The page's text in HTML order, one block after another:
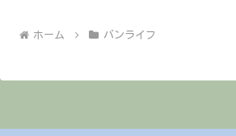
ホーム バンライフ